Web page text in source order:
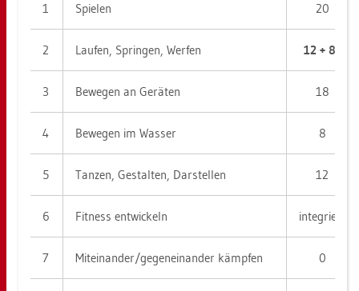
1 Spie­len 20
2 Lau­fen, Sprin­gen, Wer­fen 12 + 8*
3 Be­we­gen an Ge­rä­ten 18
4 Be­we­gen im Was­ser 8
5 Tan­zen, Ge­stal­ten, Dar­stel­len 12
6 Fit­ness ent­wi­ckeln in­te­griert
7 Mit­ein­an­der/ge­gen­ein­an­der kämp­fen 0